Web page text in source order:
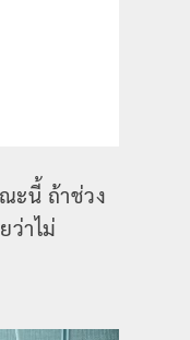
ะนี้ ถ้าช่วง
ว่าไม่